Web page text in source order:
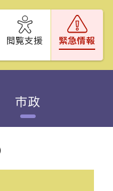
閲覧支援 緊急情報
市政